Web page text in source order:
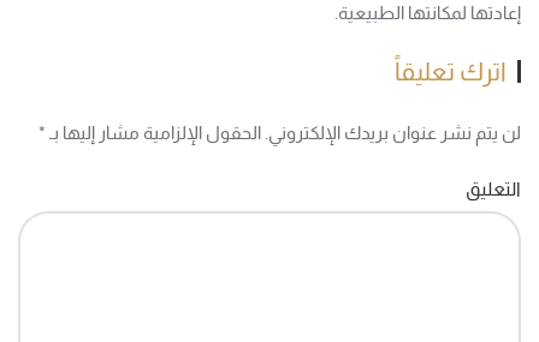
إعادتها لمكانتها الطبيعية.
اترك تعليقاً
لن يتم نشر عنوان بريدك الإلكتروني. الحقول الإلزامية مشار إليها بـ *
التعليق